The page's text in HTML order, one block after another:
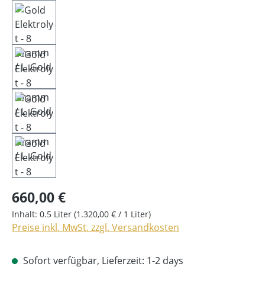
660,00 €
Inhalt: 0.5 Liter (1.320,00 € / 1 Liter)
Preise inkl. MwSt. zzgl. Versandkosten
Sofort verfügbar, Lieferzeit: 1-2 days